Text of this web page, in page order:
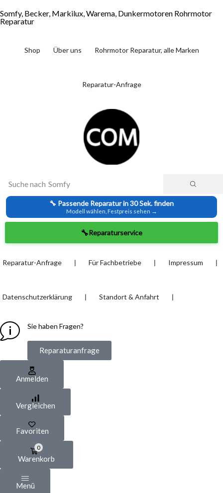
Somfy, Becker, Markilux, Warema, Dunkermotoren Rohrmotor
Reparatur
Shop Über uns Rohrmotor Reparatur, alle Marken
Reparatur-Anfrage
Suche nach Somfy
🔧 Passende Reparatur in 30 Sek. finden
Modell wählen, Festpreis sehen →
🔧Reparaturservice
Reparatur-Anfrage ❘ Für Fachbetriebe ❘ Impressum ❘
Datenschutzerklärung ❘ Standort & Anfahrt ❘
Sie haben Fragen?
Reparaturanfrage
Anmelden
Vergleichen
Favoriten
0
Warenkorb
Menü